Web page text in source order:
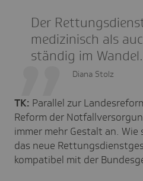
Der
medizinisch als
ständig im Wandel.
Diana Stolz
TK: Parallel zur
Reform der
immer mehr Gestalt an. Wie
das neue
kompatibel mit der